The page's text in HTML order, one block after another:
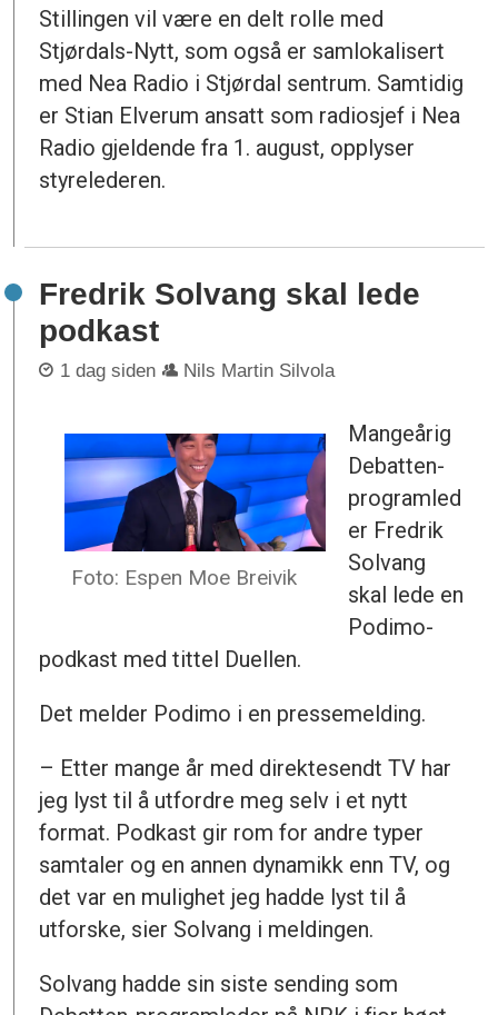
Stillingen vil være en delt rolle med
Stjørdals-Nytt, som også er samlokalisert
med Nea Radio i Stjørdal sentrum. Samtidig
er Stian Elverum ansatt som radiosjef i Nea
Radio gjeldende fra 1. august, opplyser
styrelederen.
Fredrik Solvang skal lede
podkast
1 dag siden Nils Martin Silvola
Foto: Espen Moe Breivik
Mangeårig
Debatten-
programled
er Fredrik
Solvang
skal lede en
Podimo-
podkast med tittel Duellen.
Det melder Podimo i en pressemelding.
– Etter mange år med direktesendt TV har
jeg lyst til å utfordre meg selv i et nytt
format. Podkast gir rom for andre typer
samtaler og en annen dynamikk enn TV, og
det var en mulighet jeg hadde lyst til å
utforske, sier Solvang i meldingen.
Solvang hadde sin siste sending som